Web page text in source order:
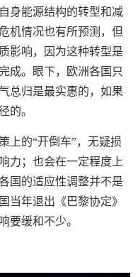
身能源结构的转型和减
机情况也有所预测，但
影响，因为这种转型是
成。眼下，欧洲各国只
总归是最实惠的，如果
的。
上的“开倒车”，无疑损
力；也会在一定程度上
国的适应性调整并不是
当年退出《巴黎协定》
要缓和不少。